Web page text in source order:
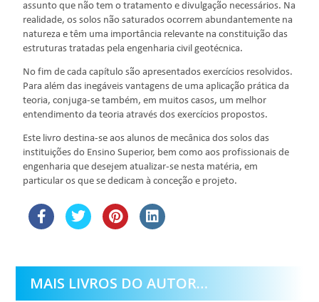
assunto que não tem o tratamento e divulgação necessários. Na
realidade, os solos não saturados ocorrem abundantemente na
natureza e têm uma importância relevante na constituição das
estruturas tratadas pela engenharia civil geotécnica.
No fim de cada capítulo são apresentados exercícios resolvidos.
Para além das inegáveis vantagens de uma aplicação prática da
teoria, conjuga-se também, em muitos casos, um melhor
entendimento da teoria através dos exercícios propostos.
Este livro destina-se aos alunos de mecânica dos solos das
instituições do Ensino Superior, bem como aos profissionais de
engenharia que desejem atualizar-se nesta matéria, em
particular os que se dedicam à conceção e projeto.
MAIS LIVROS DO AUTOR…